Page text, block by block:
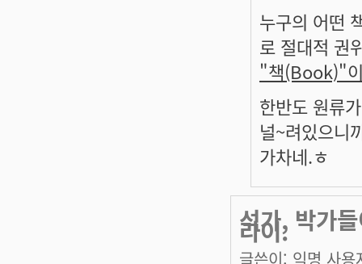
누구의 어떤
로 절대적 권
"책(Book)"
한반도 원류
널~려있으니
가차네.ㅎ
석가, 박가
라이.
글쓴이: 익명 사용